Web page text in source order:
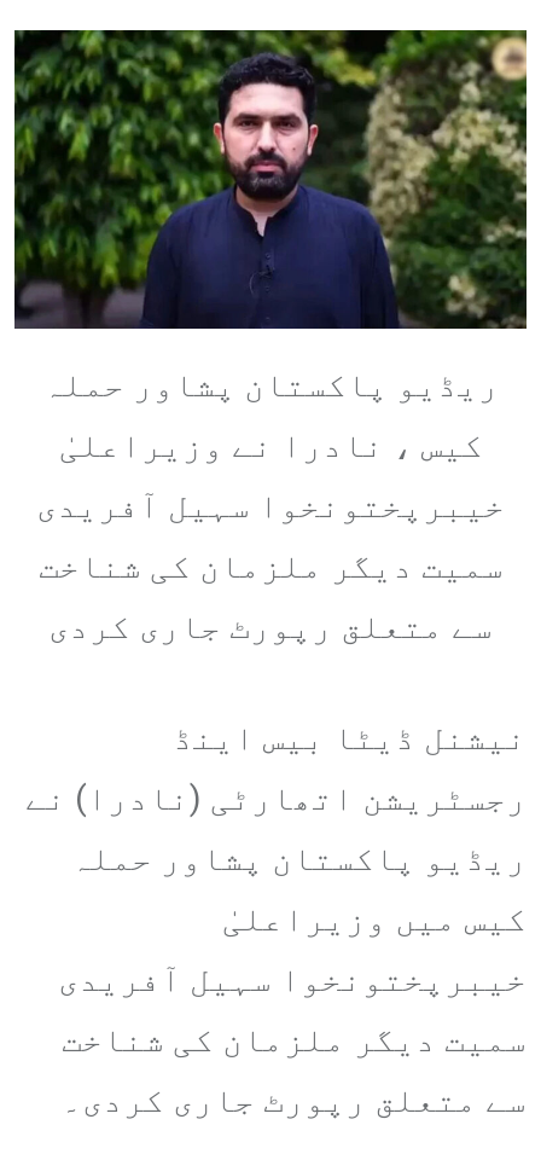
via
Email
ریڈیو پاکستان پشاور حملہ
کیس ، نادرا نے وزیراعلیٰ
خیبرپختونخوا سہیل آفریدی
سمیت دیگر ملزمان کی شناخت
سے متعلق رپورٹ جاری کردی
نیشنل ڈیٹا بیس اینڈ
رجسٹریشن اتھارٹی (نادرا) نے
ریڈیو پاکستان پشاور حملہ
کیس میں وزیراعلیٰ
خیبرپختونخوا سہیل آفریدی
سمیت دیگر ملزمان کی شناخت
سے متعلق رپورٹ جاری کردی۔